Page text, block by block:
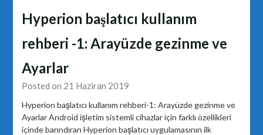
Hyperion başlatıcı kullanım
rehberi -1: Arayüzde gezinme ve
Ayarlar
Posted on 21 Haziran 2019
Hyperion başlatıcı kullanım rehberi-1: Arayüzde gezinme ve
Ayarlar Android işletim sistemli cihazlar için farklı özellikleri
içinde barındıran Hyperion başlatıcı uygulamasının ilk